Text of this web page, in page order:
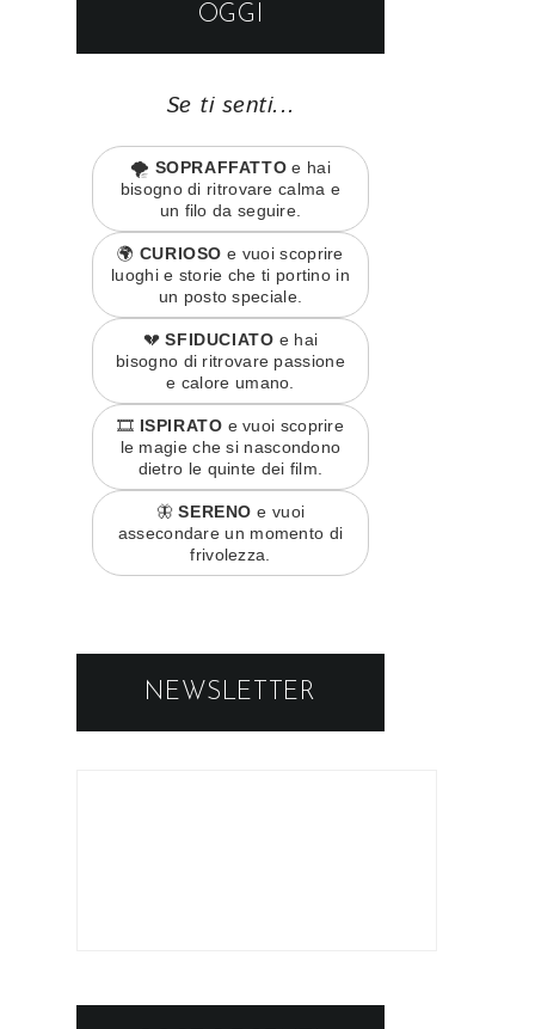
OGGI
Se ti senti...
🌪️ SOPRAFFATTO e hai
bisogno di ritrovare calma e
un filo da seguire.
🌍 CURIOSO e vuoi scoprire
luoghi e storie che ti portino in
un posto speciale.
💔SFIDUCIATO e hai
bisogno di ritrovare passione
e calore umano.
🎞️ ISPIRATO e vuoi scoprire
le magie che si nascondono
dietro le quinte dei film.
🦋SERENO e vuoi
assecondare un momento di
frivolezza.
NEWSLETTER